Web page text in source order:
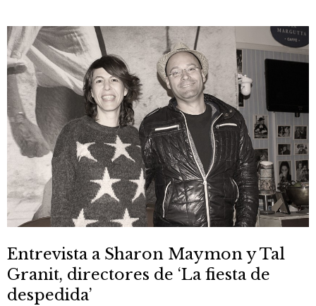
Entrevista a Sharon Maymon y Tal
Granit, directores de ‘La fiesta de
despedida’